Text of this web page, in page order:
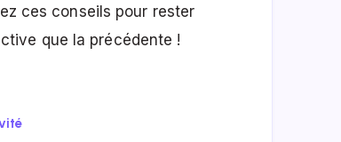
ces conseils pour rester
que la précédente !